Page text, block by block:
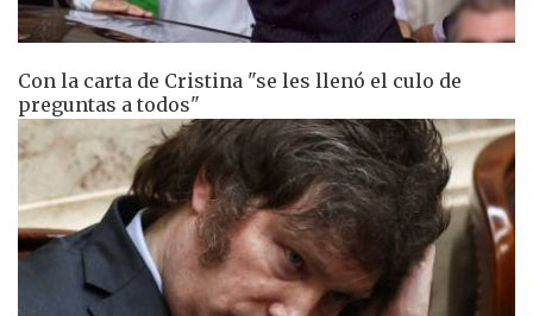
Con la carta de Cristina "se les llenó el culo de
preguntas a todos"